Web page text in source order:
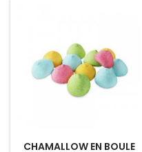
CHAMALLOW EN BOULE